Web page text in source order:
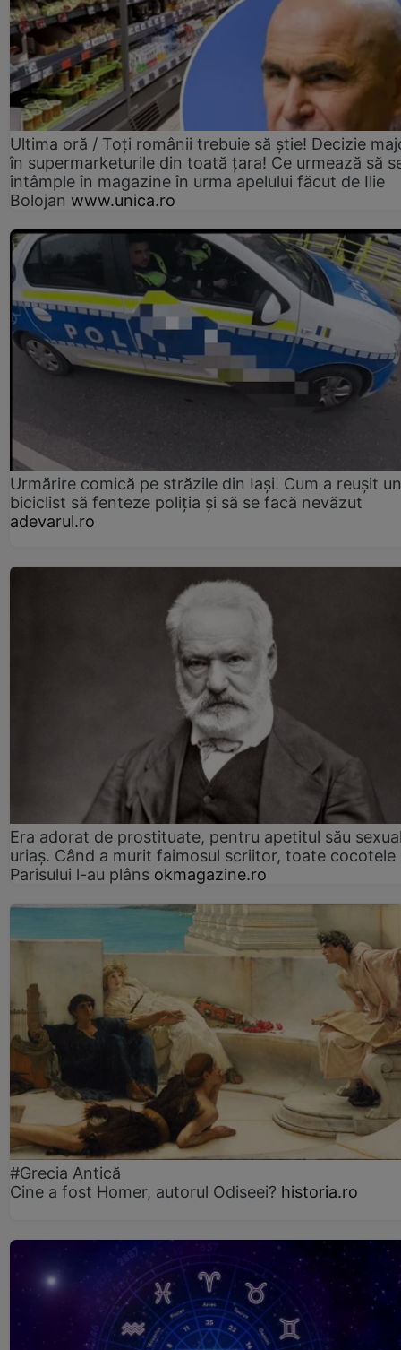
Ultima oră / Toți românii trebuie să știe! Decizie
în supermarketurile din toată țara! Ce urmează să
întâmple în magazine în urma apelului făcut de Ilie
Bolojan www.unica.ro
Urmărire comică pe străzile din Iași. Cum a reușit un
biciclist să fenteze poliția și să se facă nevăzut
adevarul.ro
Era adorat de prostituate, pentru apetitul său
uriaș. Când a murit faimosul scriitor, toate cocotele
Parisului l-au plâns okmagazine.ro
#Grecia Antică
Cine a fost Homer, autorul Odiseei? historia.ro